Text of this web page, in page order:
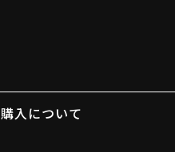
購入について